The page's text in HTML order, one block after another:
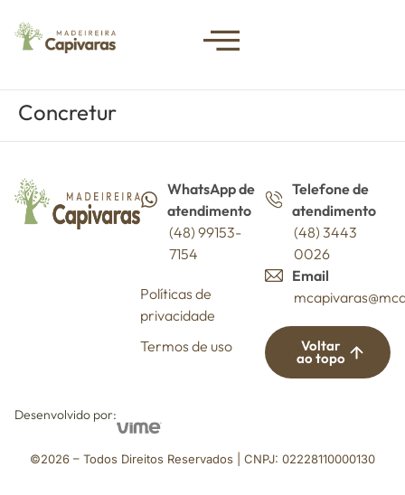
Concretur
WhatsApp de
atendimento
(48) 99153-
7154
Políticas de
privacidade
Termos de uso
Telefone de
atendimento
(48) 3443
0026
Email
Voltar
ao topo
©2026 – Todos Direitos Reservados | CNPJ: 02228110000130
Desenvolvido por: